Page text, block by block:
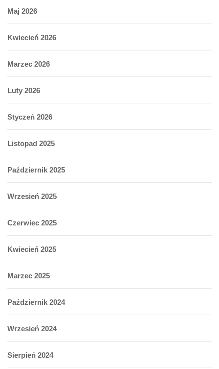
Maj 2026
Kwiecień 2026
Marzec 2026
Luty 2026
Styczeń 2026
Listopad 2025
Październik 2025
Wrzesień 2025
Czerwiec 2025
Kwiecień 2025
Marzec 2025
Październik 2024
Wrzesień 2024
Sierpień 2024